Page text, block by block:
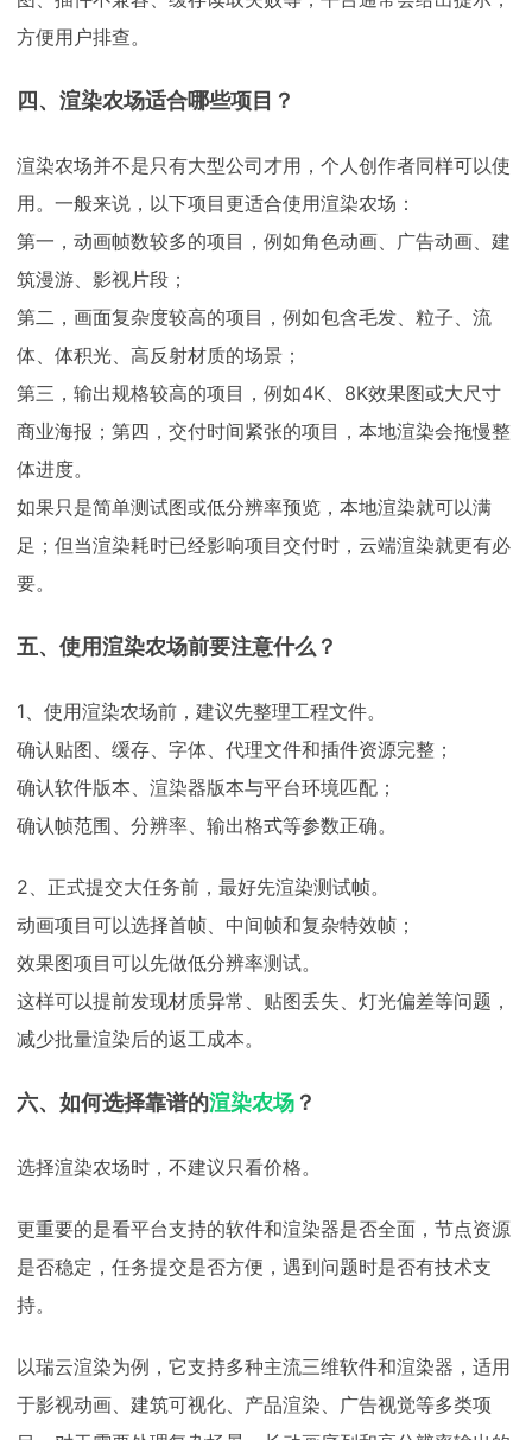
方便用户排查。
四、渲染农场适合哪些项目？
渲染农场并不是只有大型公司才用，个人创作者同样可以使
用。一般来说，以下项目更适合使用渲染农场：
第一，动画帧数较多的项目，例如角色动画、广告动画、建
筑漫游、影视片段；
第二，画面复杂度较高的项目，例如包含毛发、粒子、流
体、体积光、高反射材质的场景；
第三，输出规格较高的项目，例如4K、8K效果图或大尺寸
商业海报；第四，交付时间紧张的项目，本地渲染会拖慢整
体进度。
如果只是简单测试图或低分辨率预览，本地渲染就可以满
足；但当渲染耗时已经影响项目交付时，云端渲染就更有必
要。
五、使用渲染农场前要注意什么？
1、使用渲染农场前，建议先整理工程文件。
确认贴图、缓存、字体、代理文件和插件资源完整；
确认软件版本、渲染器版本与平台环境匹配；
确认帧范围、分辨率、输出格式等参数正确。
2、正式提交大任务前，最好先渲染测试帧。
动画项目可以选择首帧、中间帧和复杂特效帧；
效果图项目可以先做低分辨率测试。
这样可以提前发现材质异常、贴图丢失、灯光偏差等问题，
减少批量渲染后的返工成本。
六、如何选择靠谱的渲染农场 ？
选择渲染农场时，不建议只看价格。
更重要的是看平台支持的软件和渲染器是否全面，节点资源
是否稳定，任务提交是否方便，遇到问题时是否有技术支
持。
以瑞云渲染为例，它支持多种主流三维软件和渲染器，适用
于影视动画、建筑可视化、产品渲染、广告视觉等多类项